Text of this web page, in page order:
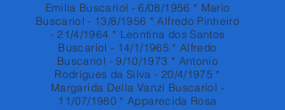
Emilia Buscariol - 6/08/1956 * Mario
Buscariol - 13/8/1956 * Alfredo Pinheiro
- 21/4/1964 * Leontina dos Santos
Buscariol - 14/1/1965 * Alfredo
Buscariol - 9/10/1973 * Antonio
Rodrigues da Silva - 20/4/1975 *
Margarida Della Vanzi Buscariol -
11/07/1980 * Apparecida Rosa